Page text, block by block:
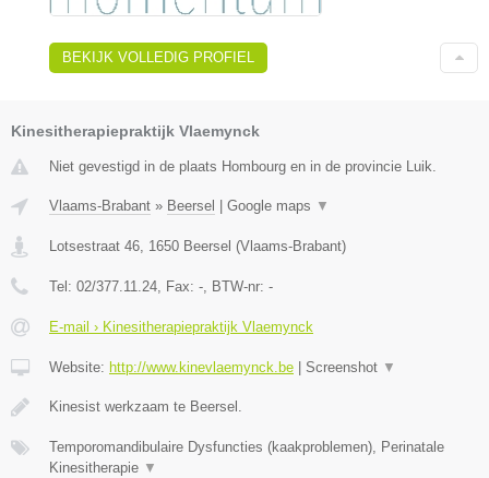
BEKIJK VOLLEDIG PROFIEL
Kinesitherapiepraktijk Vlaemynck
Niet gevestigd in de plaats Hombourg en in de provincie Luik.
Vlaams-Brabant » Beersel Google maps ▼
Lotsestraat 46, 1650 Beersel (Vlaams-Brabant)
Tel: 02/377.11.24, Fax: -, BTW-nr: -
E-mail › Kinesitherapiepraktijk Vlaemynck
Website: http://www.kinevlaemynck.be Screenshot ▼
Kinesist werkzaam te Beersel.
Temporomandibulaire Dysfuncties (kaakproblemen), Perinatale
Kinesitherapie ▼